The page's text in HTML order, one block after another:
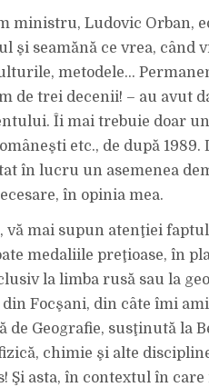
ministru, Ludovic Orban,
şi seamănă ce vrea, când
metodele…
de trei decenii! – au avut
Îi mai trebuie doar
etc., de după 1989.
în lucru un asemenea
în opinia mea.
vă mai supun atenţiei
medaliile preţioase, în
la limba rusă sau la
Focşani, din câte îmi
de Geografie, susţinută la
chimie şi alte
Şi asta, în contextul în